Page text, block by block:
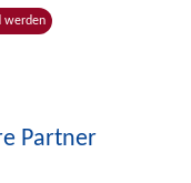
werden
Partner